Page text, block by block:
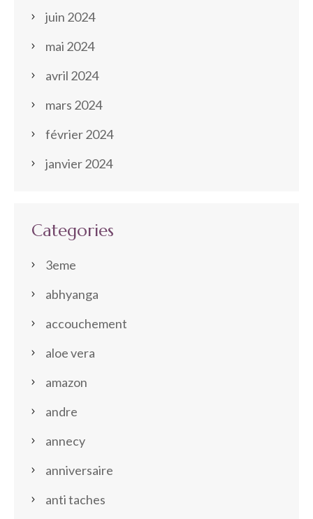
juin 2024
mai 2024
avril 2024
mars 2024
février 2024
janvier 2024
Categories
3eme
abhyanga
accouchement
aloe vera
amazon
andre
annecy
anniversaire
anti taches